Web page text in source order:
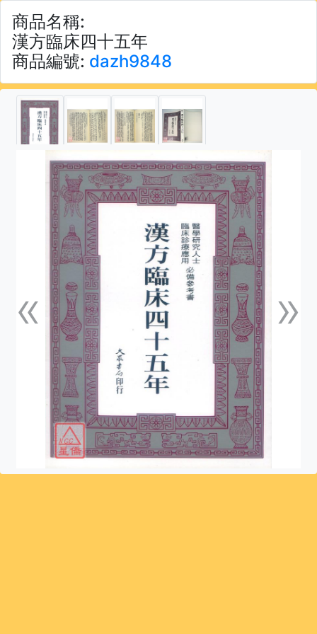
商品名稱:
漢方臨床四十五年
商品編號: dazh9848
«上一張 »下一